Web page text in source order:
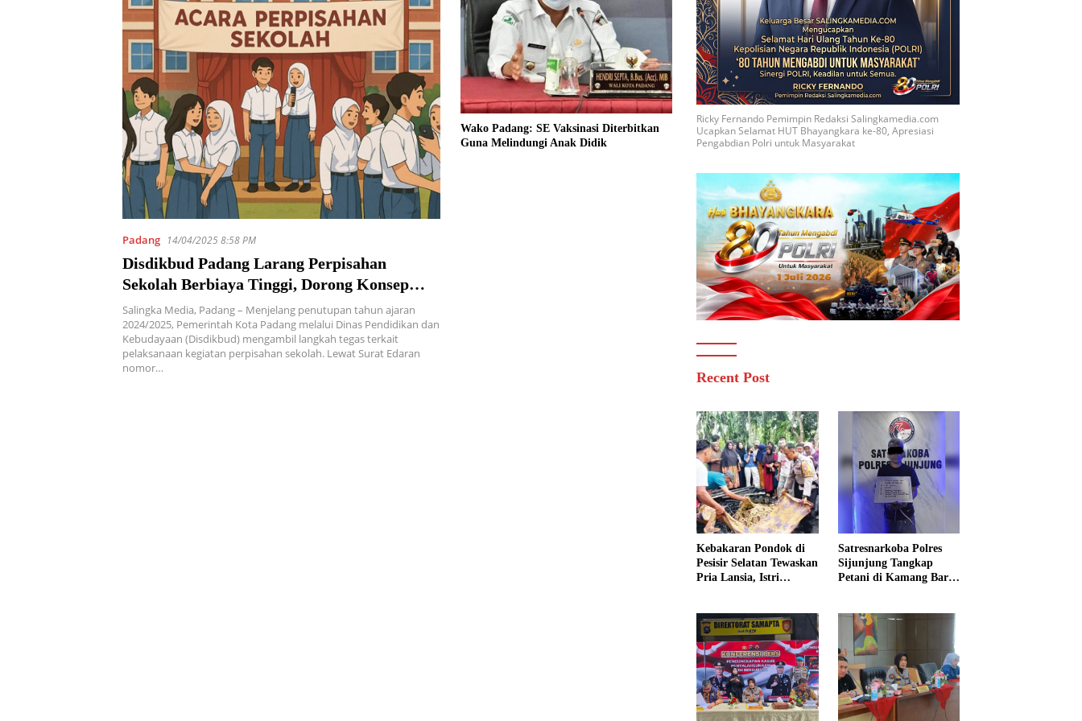
Padang 14/04/2025 8:58 PM
Disdikbud Padang Larang Perpisahan
Sekolah Berbiaya Tinggi, Dorong Konsep
Sederhana dan Edukatif
Salingka Media, Padang – Menjelang penutupan tahun ajaran
2024/2025, Pemerintah Kota Padang melalui Dinas Pendidikan dan
Kebudayaan (Disdikbud) mengambil langkah tegas terkait
pelaksanaan kegiatan perpisahan sekolah. Lewat Surat Edaran
nomor…
Wako Padang: SE Vaksinasi Diterbitkan
Guna Melindungi Anak Didik
Ricky Fernando Pemimpin Redaksi Salingkamedia.com
Ucapkan Selamat HUT Bhayangkara ke-80, Apresiasi
Pengabdian Polri untuk Masyarakat
Recent Post
Kebakaran Pondok di
Pesisir Selatan Tewaskan
Pria Lansia, Istri
Satresnarkoba Polres
Sijunjung Tangkap
Petani di Kamang Baru,